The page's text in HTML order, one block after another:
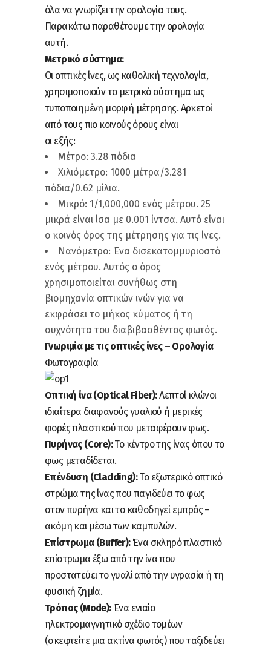
όλα να γνωρίζει την ορολογία τους.
Παρακάτω παραθέτουμε την ορολογία
αυτή.
Μετρικό σύστημα:
Οι οπτικές ίνες, ως καθολική τεχνολογία,
χρησιμοποιούν το μετρικό σύστημα ως
τυποποιημένη μορφή μέτρησης. Αρκετοί
από τους πιο κοινούς όρους είναι
οι εξής:
Μέτρο: 3.28 πόδια
Χιλιόμετρο: 1000 μέτρα/3.281
πόδια/0.62 μίλια.
Μικρό: 1/1,000,000 ενός μέτρου. 25
μικρά είναι ίσα με 0.001 ίντσα. Αυτό είναι
ο κοινός όρος της μέτρησης για τις ίνες.
Νανόμετρο: Ένα δισεκατομμυριοστό
ενός μέτρου. Αυτός ο όρος
χρησιμοποιείται συνήθως στη
βιομηχανία οπτικών ινών για να
εκφράσει το μήκος κύματος ή τη
συχνότητα του διαβιβασθέντος φωτός.
Γνωριμία με τις οπτικές ίνες – Ορολογία
Φωτογραφία
Οπτική ίνα (Optical Fiber):Λεπτοί κλώνοι
ιδιαίτερα διαφανούς γυαλιού ή μερικές
φορές πλαστικού που μεταφέρουν φως.
Πυρήνας (Core):Το κέντρο της ίνας όπου το
φως μεταδίδεται.
Επένδυση (Cladding):Το εξωτερικό οπτικό
στρώμα της ίνας που παγιδεύει το φως
στον πυρήνα και το καθοδηγεί εμπρός –
ακόμη και μέσω των καμπυλών.
Επίστρωμα (Buffer):Ένα σκληρό πλαστικό
επίστρωμα έξω από την ίνα που
προστατεύει το γυαλί από την υγρασία ή τη
φυσική ζημία.
Τρόπος (Mode):Ένα ενιαίο
ηλεκτρομαγνητικό σχέδιο τομέων
(σκεφτείτε μια ακτίνα φωτός) που ταξιδεύει